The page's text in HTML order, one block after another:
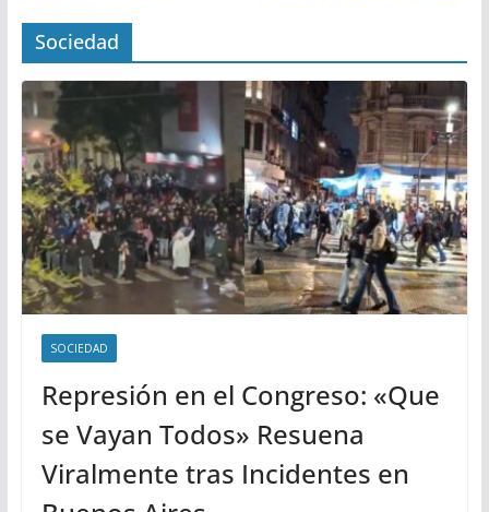
Sociedad
SOCIEDAD
Represión en el Congreso: «Que
se Vayan Todos» Resuena
Viralmente tras Incidentes en